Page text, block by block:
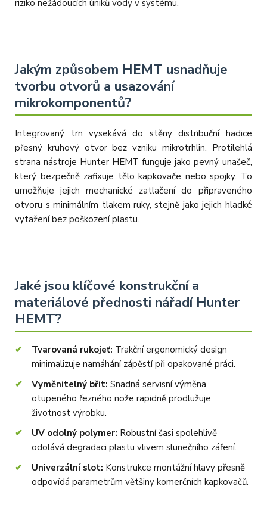
riziko nežádoucích úniků vody v systému.
Jakým způsobem HEMT usnadňuje
tvorbu otvorů a usazování
mikrokomponentů?
Integrovaný trn vysekává do stěny distribuční hadice
přesný kruhový otvor bez vzniku mikrotrhlin. Protilehlá
strana nástroje Hunter HEMT funguje jako pevný unašeč,
který bezpečně zafixuje tělo kapkovače nebo spojky. To
umožňuje jejich mechanické zatlačení do připraveného
otvoru s minimálním tlakem ruky, stejně jako jejich hladké
vytažení bez poškození plastu.
Jaké jsou klíčové konstrukční a
materiálové přednosti nářadí Hunter
HEMT?
Tvarovaná rukojeť: Trakční ergonomický design
minimalizuje namáhání zápěstí při opakované práci.
Vyměnitelný břit: Snadná servisní výměna
otupeného řezného nože rapidně prodlužuje
životnost výrobku.
UV odolný polymer: Robustní šasi spolehlivě
odolává degradaci plastu vlivem slunečního záření.
Univerzální slot: Konstrukce montážní hlavy přesně
odpovídá parametrům většiny komerčních kapkovačů.